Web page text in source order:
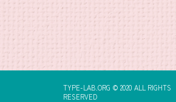
TYPE-LAB.ORG © 2020 ALL RIGHTS
RESERVED​